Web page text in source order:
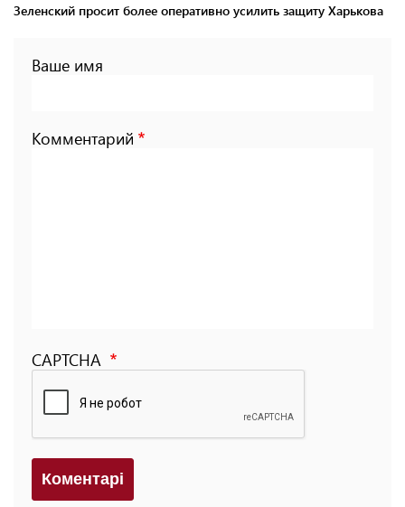
Зеленский просит более оперативно усилить защиту Харькова
Ваше имя
Комментарий
CAPTCHA
Коментарi